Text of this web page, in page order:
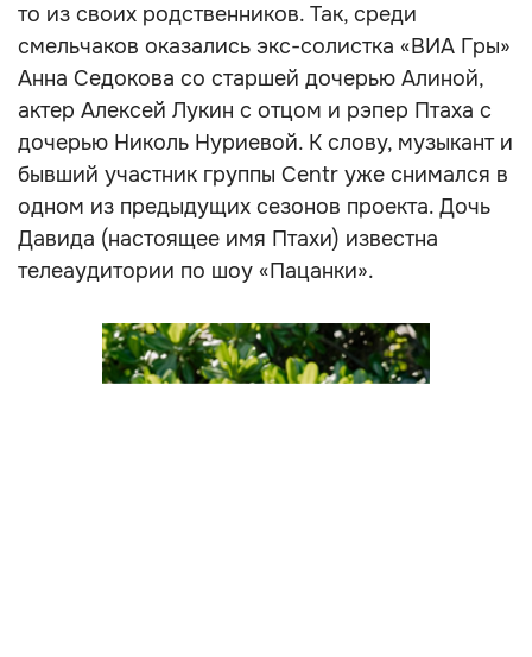
то из своих родственников. Так, среди
смельчаков оказались экс-солистка «ВИА Гры»
Анна Седокова со старшей дочерью Алиной,
актер Алексей Лукин с отцом и рэпер Птаха с
дочерью Николь Нуриевой. К слову, музыкант и
бывший участник группы Centr уже снимался в
одном из предыдущих сезонов проекта. Дочь
Давида (настоящее имя Птахи) известна
телеаудитории по шоу «Пацанки».